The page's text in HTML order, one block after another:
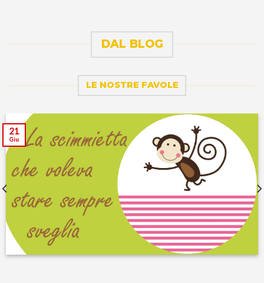
DAL BLOG
LE NOSTRE FAVOLE
21
Giu